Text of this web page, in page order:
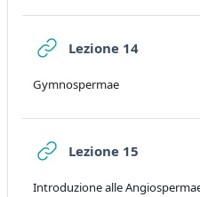
Lezione 14URL
Gymnospermae
Lezione 15
Introduzione alle